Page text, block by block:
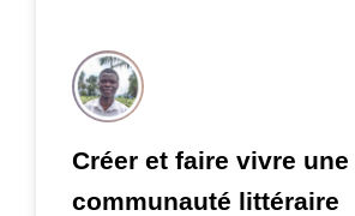
Créer et faire vivre une
communauté littéraire